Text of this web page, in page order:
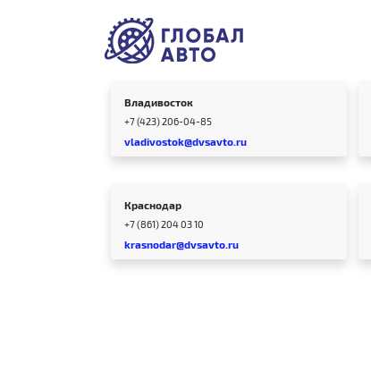
Владивосток
+7 (423) 206-04-85
vladivostok@dvsavto.ru
Краснодар
+7 (861) 204 03 10
krasnodar@dvsavto.ru